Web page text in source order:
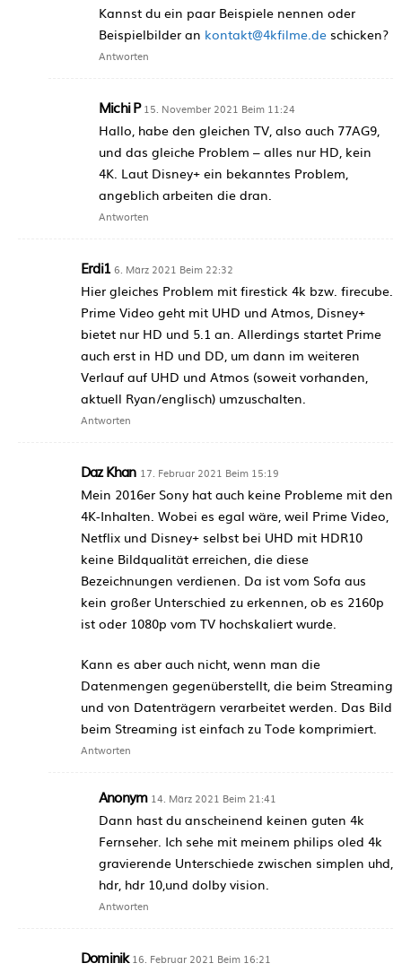
Kannst du ein paar Beispiele nennen oder
Beispielbilder an kontakt@4kfilme.de schicken?
Antworten
Michi P 15. November 2021 Beim 11:24
Hallo, habe den gleichen TV, also auch 77AG9,
und das gleiche Problem – alles nur HD, kein
4K. Laut Disney+ ein bekanntes Problem,
angeblich arbeiten die dran.
Antworten
Erdi1 6. März 2021 Beim 22:32
Hier gleiches Problem mit firestick 4k bzw. firecube.
Prime Video geht mit UHD und Atmos, Disney+
bietet nur HD und 5.1 an. Allerdings startet Prime
auch erst in HD und DD, um dann im weiteren
Verlauf auf UHD und Atmos (soweit vorhanden,
aktuell Ryan/englisch) umzuschalten.
Antworten
Daz Khan 17. Februar 2021 Beim 15:19
Mein 2016er Sony hat auch keine Probleme mit den
4K-Inhalten. Wobei es egal wäre, weil Prime Video,
Netflix und Disney+ selbst bei UHD mit HDR10
keine Bildqualität erreichen, die diese
Bezeichnungen verdienen. Da ist vom Sofa aus
kein großer Unterschied zu erkennen, ob es 2160p
ist oder 1080p vom TV hochskaliert wurde.
Kann es aber auch nicht, wenn man die
Datenmengen gegenüberstellt, die beim Streaming
und von Datenträgern verarbeitet werden. Das Bild
beim Streaming ist einfach zu Tode komprimiert.
Antworten
Anonym 14. März 2021 Beim 21:41
Dann hast du anscheinend keinen guten 4k
Fernseher. Ich sehe mit meinem philips oled 4k
gravierende Unterschiede zwischen simplen uhd,
hdr, hdr 10,und dolby vision.
Antworten
Dominik 16. Februar 2021 Beim 16:21